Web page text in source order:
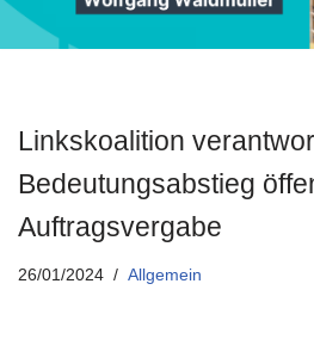
Linkskoalition
Bedeutungsabstieg
Auftragsvergabe
26/01/2024 Allgemein